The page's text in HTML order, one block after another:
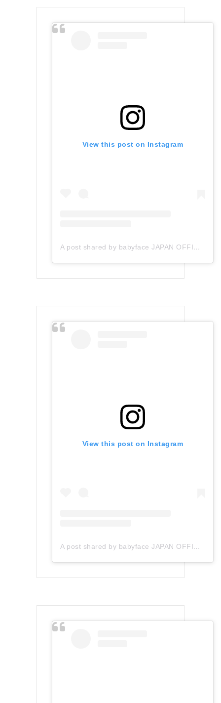
View this post on Instagram
A post shared by babyface JAPAN OFFICIAL (@babyface_japan)
View this post on Instagram
A post shared by babyface JAPAN OFFICIAL (@babyface_japan)